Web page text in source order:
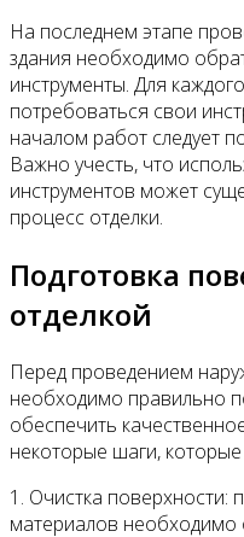
На последнем этапе
здания необходимо
инструменты. Для
потребоваться свои
началом работ следует
Важно учесть, что
инструментов может
процесс отделки.
Подготовка
отделкой
Перед проведением
необходимо правильно
обеспечить
некоторые шаги,
1. Очистка поверхности:
материалов необходимо